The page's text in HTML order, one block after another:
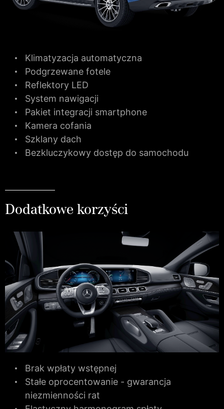
Klimatyzacja automatyczna
Podgrzewane fotele
Reflektory LED
System nawigacji
Pakiet integracji smartphone
Kamera cofania
Szklany dach
Bezkluczykowy dostęp do samochodu
Dodatkowe korzyści
Brak wpłaty wstępnej
Stałe oprocentowanie - gwarancja
niezmienności rat